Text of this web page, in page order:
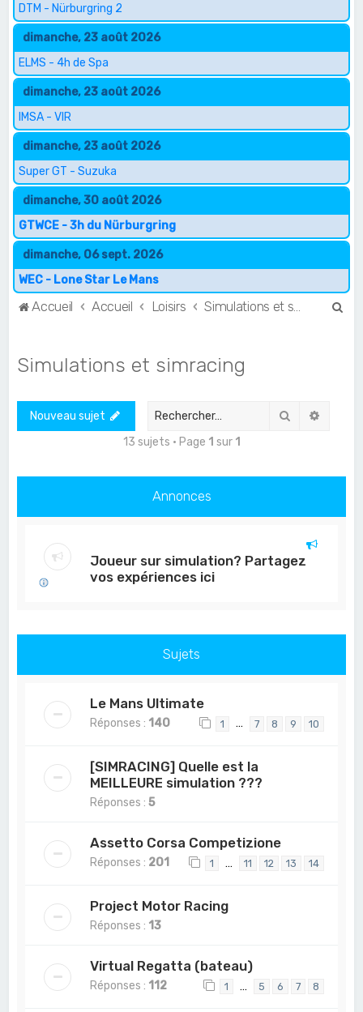
DTM - Nürburgring 2
dimanche, 23 août 2026
ELMS - 4h de Spa
dimanche, 23 août 2026
IMSA - VIR
dimanche, 23 août 2026
Super GT - Suzuka
dimanche, 30 août 2026
GTWCE - 3h du Nürburgring
dimanche, 06 sept. 2026
WEC - Lone Star Le Mans
Accueil Accueil Loisirs
Simulations et simracing
Nouveau sujet Rechercher
13 sujets • Page 1 sur 1
Annonces
Joueur sur simulation? Partagez
vos expériences ici
Sujets
Le Mans Ultimate
Réponses : 140 1 … 7 8 9 10
[SIMRACING] Quelle est la
MEILLEURE simulation ???
Réponses :5
Assetto Corsa Competizione
Réponses : 201 1 … 11 12 13 14
Project Motor Racing
Réponses : 13
Virtual Regatta (bateau)
Réponses : 112 1 … 5 6 7 8